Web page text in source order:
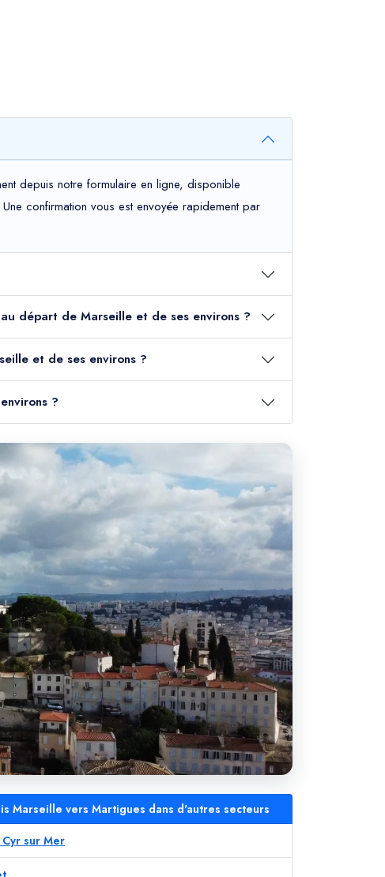
depuis notre formulaire en ligne, disponible
confirmation vous est envoyée rapidement par
départ de Marseille et de ses environs ?
et de ses environs ?
?
Marseille vers Martigues dans d'autres secteurs
sur Mer